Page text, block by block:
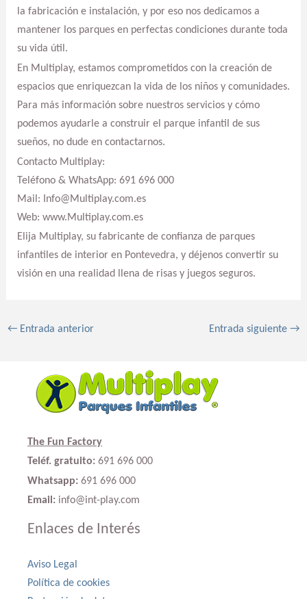
la fabricación e instalación, y por eso nos dedicamos a
mantener los parques en perfectas condiciones durante toda
su vida útil.
En Multiplay, estamos comprometidos con la creación de
espacios que enriquezcan la vida de los niños y comunidades.
Para más información sobre nuestros servicios y cómo
podemos ayudarle a construir el parque infantil de sus
sueños, no dude en contactarnos.
Contacto Multiplay:
Teléfono & WhatsApp: 691 696 000
Mail: Info@Multiplay.com.es
Web: www.Multiplay.com.es
Elija Multiplay, su fabricante de confianza de parques
infantiles de interior en Pontevedra, y déjenos convertir su
visión en una realidad llena de risas y juegos seguros.
←Entrada anterior Entrada siguiente→
The Fun Factory
Teléf. gratuito: 691 696 000
Whatsapp: 691 696 000
Email: info@int-play.com
Enlaces de Interés
Aviso Legal
Política de cookies